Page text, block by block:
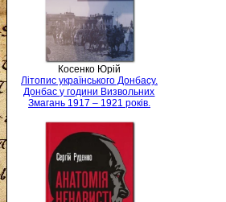
Косенко Юрій
Літопис українського Донбасу.
Донбас у години Визвольних
Змагань 1917 – 1921 років.